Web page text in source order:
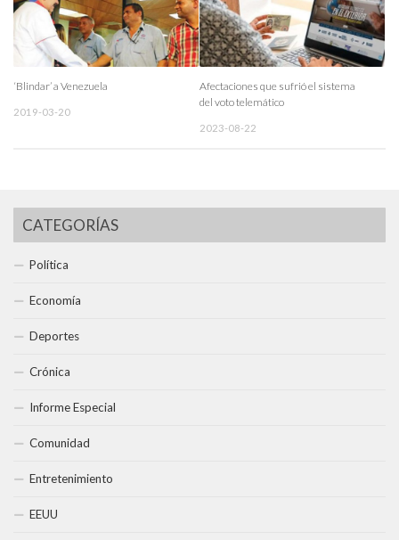
‘Blindar’ a Venezuela
2019-03-20
Afectaciones que sufrió el sistema
del voto telemático
2023-08-22
CATEGORÍAS
Política
Economía
Deportes
Crónica
Informe Especial
Comunidad
Entretenimiento
EEUU